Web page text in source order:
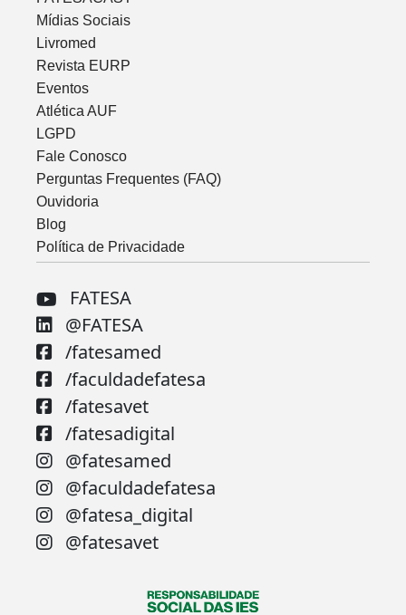
Mídias Sociais
Livromed
Revista EURP
Eventos
Atlética AUF
LGPD
Fale Conosco
Perguntas Frequentes (FAQ)
Ouvidoria
Blog
Política de Privacidade
FATESA
@FATESA
/fatesamed
/faculdadefatesa
/fatesavet
/fatesadigital
@fatesamed
@faculdadefatesa
@fatesa_digital
@fatesavet